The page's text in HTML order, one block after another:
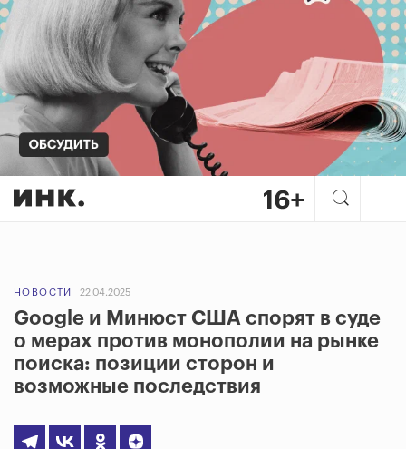
НОВОСТИ 22.04.2025
Google и Минюст США спорят в суде
о мерах против монополии на рынке
поиска: позиции сторон и
возможные последствия